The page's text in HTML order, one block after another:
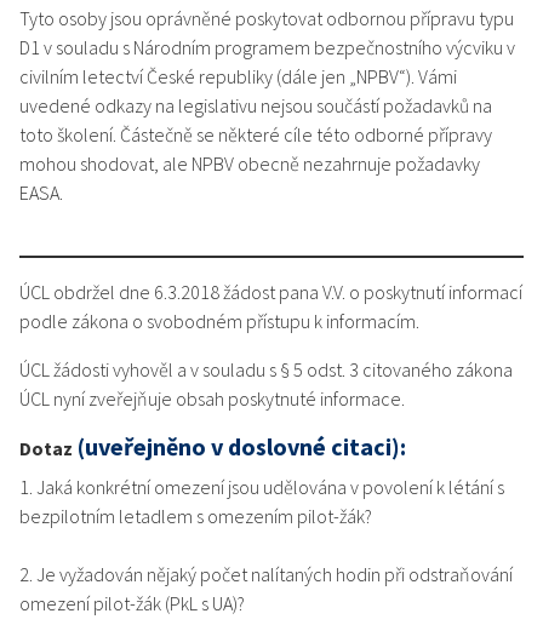
Tyto osoby jsou oprávněné poskytovat odbornou přípravu typu
D1 v souladu s Národním programem bezpečnostního výcviku v
civilním letectví České republiky (dále jen „NPBV“). Vámi
uvedené odkazy na legislativu nejsou součástí požadavků na
toto školení. Částečně se některé cíle této odborné přípravy
mohou shodovat, ale NPBV obecně nezahrnuje požadavky
EASA.
ÚCL obdržel dne 6.3.2018 žádost pana V.V. o poskytnutí informací
podle zákona o svobodném přístupu k informacím.
ÚCL žádosti vyhověl a v souladu s § 5 odst. 3 citovaného zákona
ÚCL nyní zveřejňuje obsah poskytnuté informace.
Dotaz (uveřejněno v doslovné citaci):
1. Jaká konkrétní omezení jsou udělována v povolení k létání s
bezpilotním letadlem s omezením pilot-žák?
2. Je vyžadován nějaký počet nalítaných hodin při odstraňování
omezení pilot-žák (PkL s UA)?